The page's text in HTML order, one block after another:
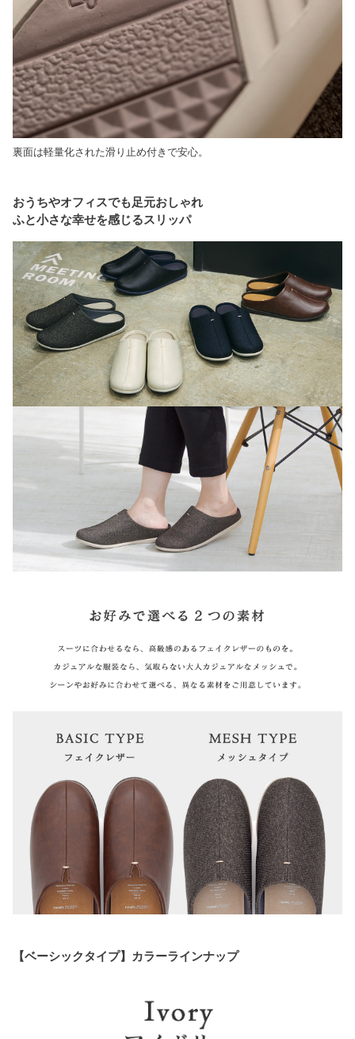
裏面は軽量化された滑り止め付きで安心。
おうちやオフィスでも足元おしゃれ
ふと小さな幸せを感じるスリッパ
【ベーシックタイプ】カラーラインナップ